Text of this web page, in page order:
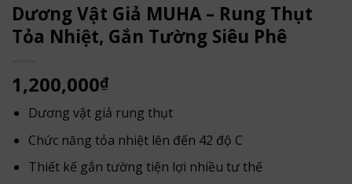
Dương Vật Giả MUHA – Rung Thụt
Tỏa Nhiệt, Gắn Tường Siêu Phê
1,200,000₫
Dương vật giả rung thụt
Chức năng tỏa nhiệt lên đến 42 độ C
Thiết kế gắn tường tiện lợi nhiều tư thế